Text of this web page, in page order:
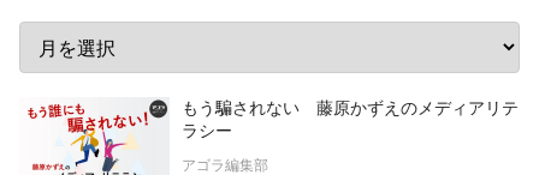
もう騙されない 藤原かずえのメディアリテ
ラシー
アゴラ編集部